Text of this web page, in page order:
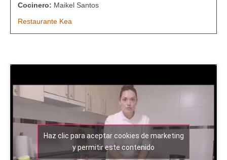
Cocinero: Maikel Santos
Restaurante Kea
Haz clic para aceptar cookies de marketing
y permitir este contenido